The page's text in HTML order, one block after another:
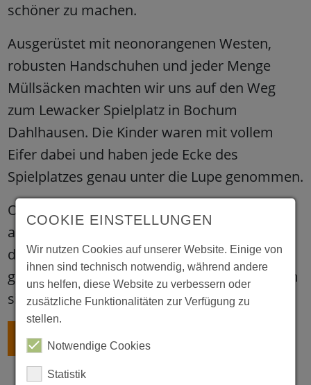
schöner zu machen.
Ausgerüstet mit neonorangenen Westen,
robusten Handschuhen und jeder Menge
Müllsäcken machten wir uns auf den Weg
zum Lewacker Spielplatz in Bochum
Dahlhausen. Die Kinder waren mit vollem
Eifer dabei und haben jede Ecke des
Spielplatzes genau unter die Lupe genommen.
Ob weggeworfene Verpackungen oder
achtlos liegengelassener Kleinkram – dank
der Hilfe unserer kleinen Umweltheld:innen
glänzt der Spielplatz nun wieder und lädt zum
sicheren Spielen ein.
ZURÜCK
COOKIE EINSTELLUNGEN
Wir nutzen Cookies auf unserer Website. Einige von
ihnen sind technisch notwendig, während andere
uns helfen, diese Website zu verbessern oder
zusätzliche Funktionalitäten zur Verfügung zu
stellen.
Notwendige Cookies
Statistik